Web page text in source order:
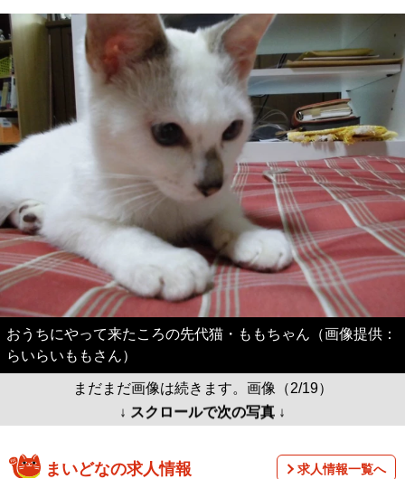
おうちにやって来たころの先代猫・ももちゃん（画像提供：
らいらいももさん）
まだまだ画像は続きます。画像（2/19）
↓ スクロールで次の写真 ↓
まいどなの求人情報 求人情報一覧へ